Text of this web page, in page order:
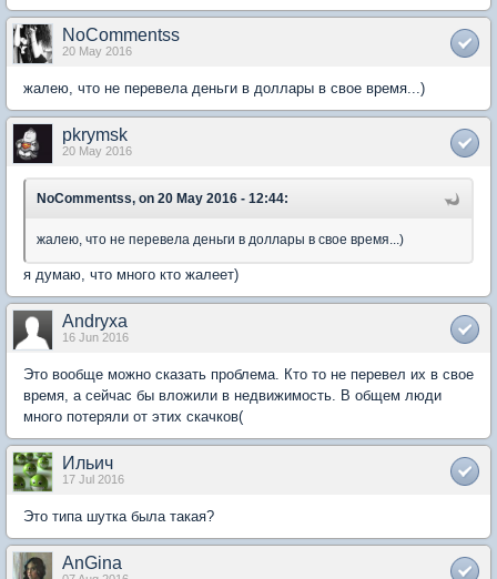
NoCommentss
20 May 2016
жалею, что не перевела деньги в доллары в свое время...)
pkrymsk
20 May 2016
NoCommentss, on 20 May 2016 - 12:44:
жалею, что не перевела деньги в доллары в свое время...)
я думаю, что много кто жалеет)
Andryxa
16 Jun 2016
Это вообще можно сказать проблема. Кто то не перевел их в свое
время, а сейчас бы вложили в недвижимость. В общем люди
много потеряли от этих скачков(
Ильич
17 Jul 2016
Это типа шутка была такая?
AnGina